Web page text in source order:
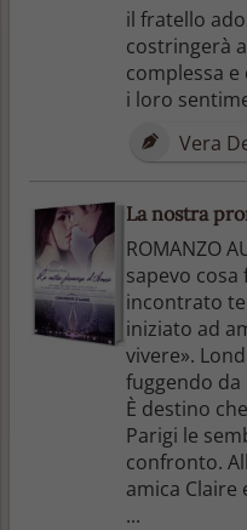
il fratello
costringerà
complessa
i loro
Vera
La nostra
ROMANZO
sapevo cosa
incontrato
iniziato ad
vivere».
fuggendo
È destino
Parigi le
confronto.
amica Claire
...